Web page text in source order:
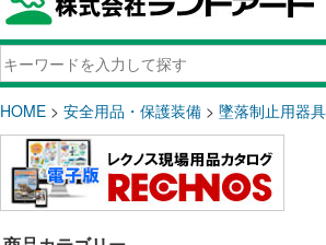
HOME > 安全用品・保護装備 > 墜落制止用器